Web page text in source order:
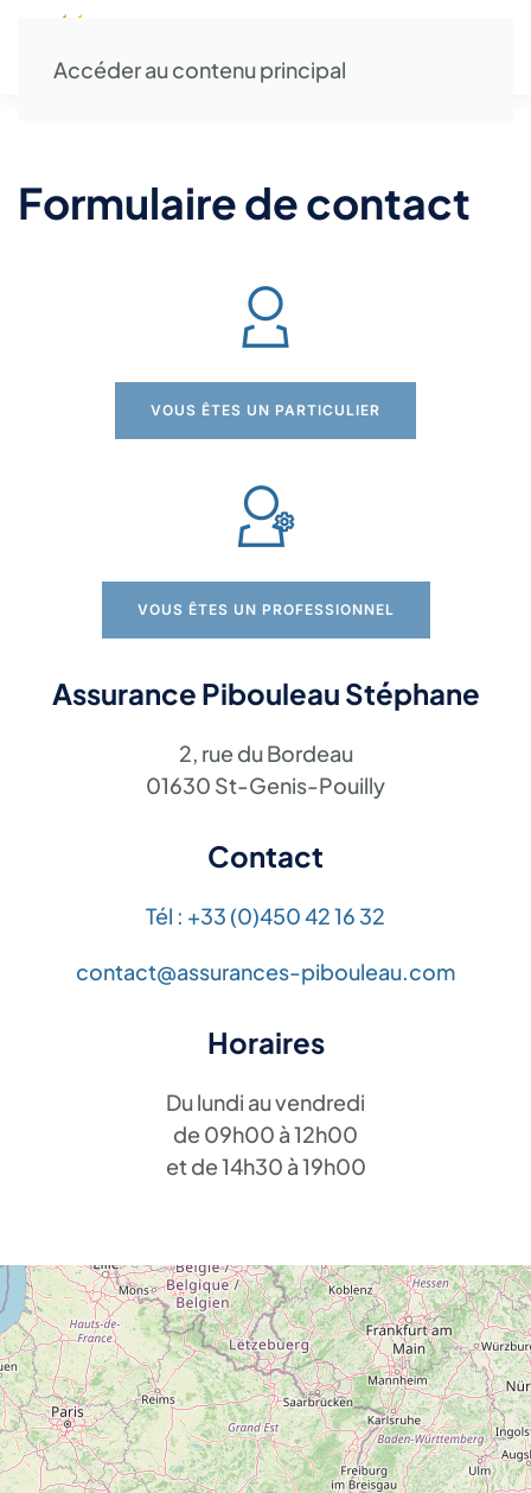
Accéder au contenu principal
Formulaire de contact
VOUS ÊTES UN PARTICULIER
VOUS ÊTES UN PROFESSIONNEL
Assurance Pibouleau Stéphane
2, rue du Bordeau
01630 St-Genis-Pouilly
Contact
Tél : +33 (0)450 42 16 32
contact@assurances-pibouleau.com
Horaires
Du lundi au vendredi
de 09h00 à 12h00
et de 14h30 à 19h00